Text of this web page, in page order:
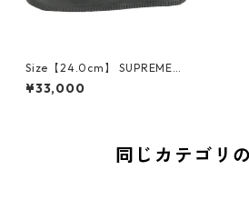
Size【24.0cm】 SUPREME
シュプリーム ×NIKE AIR FOR
CE 1 LOW CU9225-001 スニ
¥33,000
同じカテゴリ